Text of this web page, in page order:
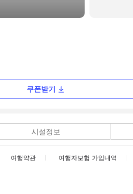
쿠폰받기
시설정보
여행약관 여행자보험 가입내역